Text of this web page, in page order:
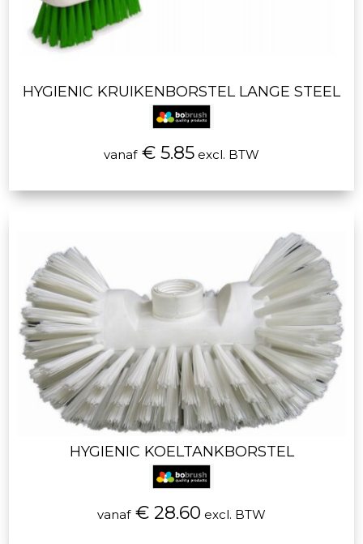
HYGIENIC KRUIKENBORSTEL LANGE STEEL
vanaf€ 5.85 excl. BTW
HYGIENIC KOELTANKBORSTEL
vanaf€ 28.60 excl. BTW